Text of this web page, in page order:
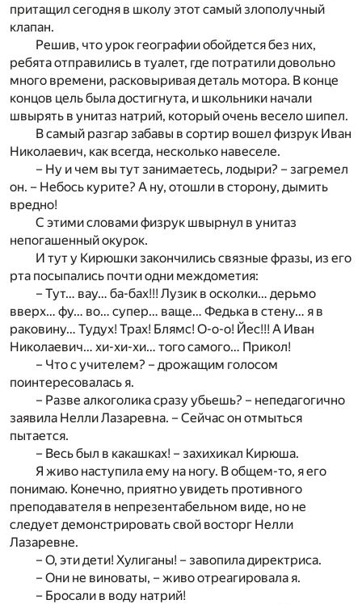
притащил сегодня в школу этот самый злополучный
клапан.
Решив, что урок географии обойдется без них,
ребята отправились в туалет, где потратили довольно
много времени, расковыривая деталь мотора. В конце
концов цель была достигнута, и школьники начали
швырять в унитаз натрий, который очень весело шипел.
В самый разгар забавы в сортир вошел физрук Иван
Николаевич, как всегда, несколько навеселе.
– Ну и чем вы тут занимаетесь, лодыри? – загремел
он. – Небось курите? А ну, отошли в сторону, дымить
вредно!
С этими словами физрук швырнул в унитаз
непогашенный окурок.
И тут у Кирюшки закончились связные фразы, из его
рта посыпались почти одни междометия:
– Тут… вау… ба-бах!!! Лузик в осколки… дерьмо
вверх… фу… во… супер… ваще… Федька в стену… я в
раковину… Тудух! Трах! Блямс! О-о-о! Йес!!! А Иван
Николаевич… хи-хи-хи… того самого… Прикол!
– Что с учителем? – дрожащим голосом
поинтересовалась я.
– Разве алкоголика сразу убьешь? – непедагогично
заявила Нелли Лазаревна. – Сейчас он отмыться
пытается.
– Весь был в какашках! – захихикал Кирюша.
Я живо наступила ему на ногу. В общем-то, я его
понимаю. Конечно, приятно увидеть противного
преподавателя в непрезентабельном виде, но не
следует демонстрировать свой восторг Нелли
Лазаревне.
– О, эти дети! Хулиганы! – завопила директриса.
– Они не виноваты, – живо отреагировала я.
– Бросали в воду натрий!